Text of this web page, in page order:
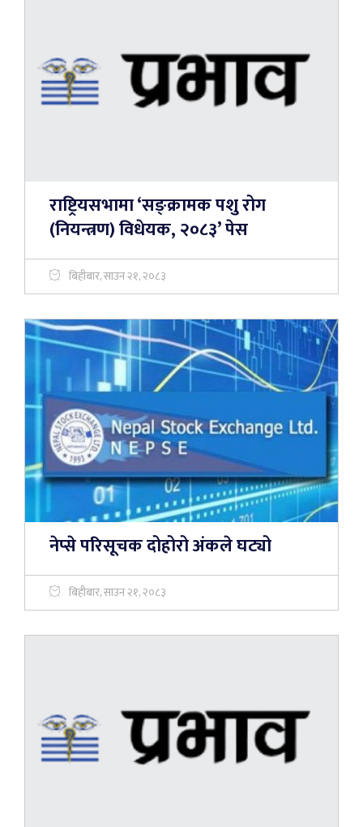
राष्ट्रियसभामा ‘सङ्क्रामक पशु रोग
(नियन्त्रण) विधेयक, २०८३’ पेस
बिहीबार, साउन २१, २०८३
नेप्से परिसूचक दोहोरो अंकले घट्यो
बिहीबार, साउन २१, २०८३